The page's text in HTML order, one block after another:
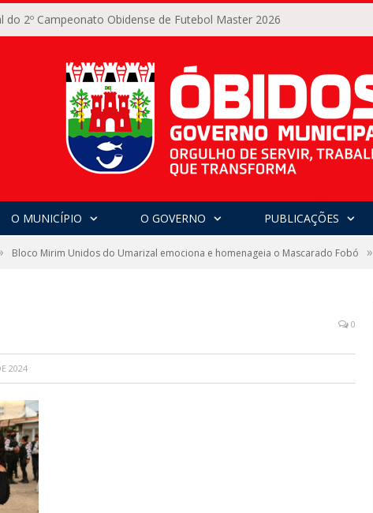
do 2º Campeonato Obidense de Futebol Master 2026
O MUNICÍPIO O GOVERNO PUBLICAÇÕES
Bloco Mirim Unidos do Umarizal emociona e homenageia o Mascarado Fobó »
0
2024